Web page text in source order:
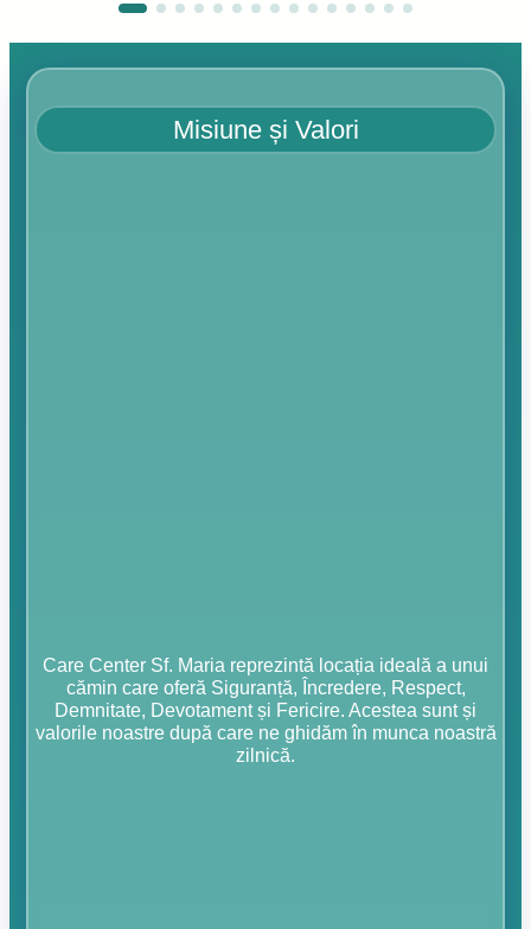
Misiune și Valori
Care Center Sf. Maria reprezintă locația ideală a unui
cămin care oferă Siguranță, Încredere, Respect,
Demnitate, Devotament și Fericire. Acestea sunt și
valorile noastre după care ne ghidăm în munca noastră
zilnică.